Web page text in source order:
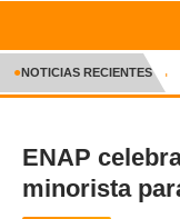
INICIO
CRÓNICA
DEPORTES
ENTRETENIMIENTO
NOTICIAS RECIENTES
ENAP
minorista